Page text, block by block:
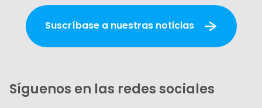
Suscríbase a nuestras noticias
Síguenos en las redes sociales